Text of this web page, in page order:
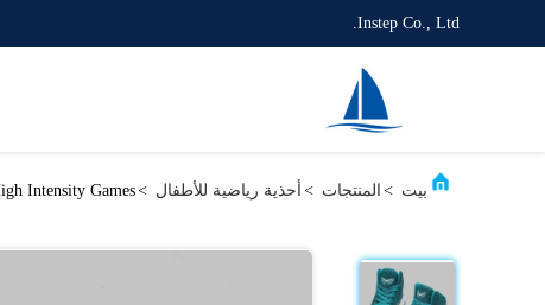
Instep Co., Ltd.
بيت > المنتجات > أحذية رياضية للأطفال >
Intensity Games